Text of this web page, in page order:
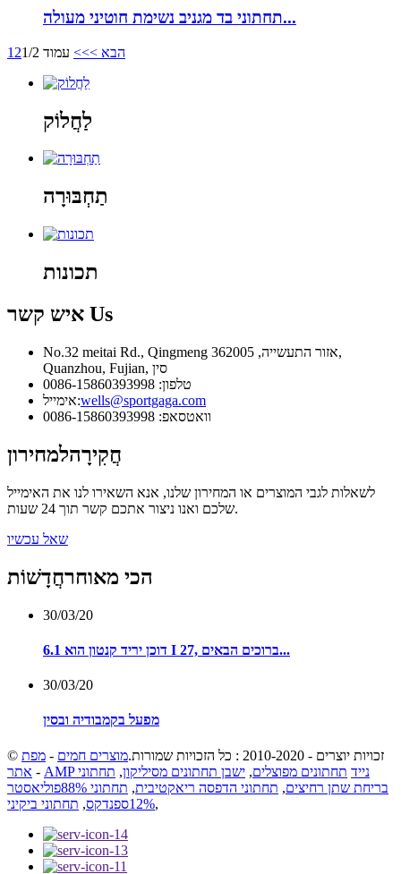
תחתוני בד מגניב נשימת חוטיני מעולה...
1 2 הבא >>> עמוד 1/2
לַחֲלוֹק
תַחְבּוּרָה
תכונות
איש קשר Us
No.32 meitai Rd., Qingmeng אזור התעשייה, 362005,
Quanzhou, Fujian, סין
טלפון: 0086-15860393998
אימייל:wells@sportgaga.com
וואטסאפ: 0086-15860393998
חֲקִירָהלמחירון
לשאלות לגבי המוצרים או המחירון שלנו, אנא השאירו לנו את האימייל
שלכם ואנו ניצור אתכם קשר תוך 24 שעות.
שאל עכשיו
הכי מאוחרחֲדָשׁוֹת
30/03/20
דוכן יריד קנטון הוא 6.1 I 27, ברוכים הבאים...
30/03/20
מפעל בקמבודיה ובסין
© זכויות יוצרים - 2010-2020 : כל הזכויות שמורות. מוצרים חמים - מפת
אתר - AMP נייד תחתונים מפוצלים, ישבן תחתונים מסיליקון, תחתוני
בריחת שתן רחיצים, תחתוני הדפסה ריאקטיבית,
תחתוני 88%פוליאסטר
12%ספנדקס
, תחתוני ביקיני ,